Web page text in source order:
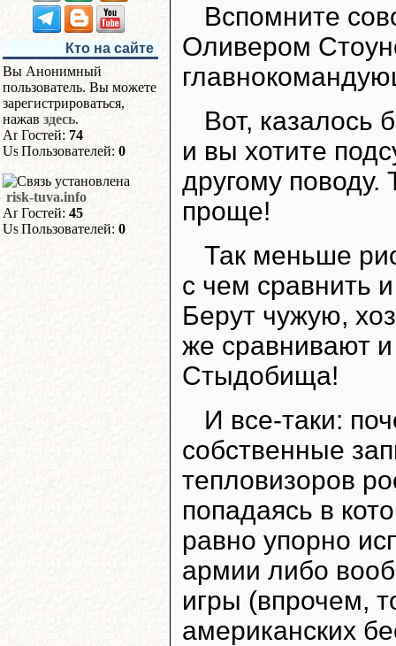
Кто на сайте
Вы Анонимный
пользователь. Вы можете
зарегистрироваться,
нажав здесь.
Гостей: 74
Пользователей: 0
risk-tuva.info
Гостей: 45
Пользователей: 0
Вспомните
Оливером
Вот, казалось
и вы хотите
другому поводу.
проще!
Так меньше
с чем сравнить
Берут чужую,
же сравнивают
Стыдобища!
И все-таки:
собственные
тепловизоров
попадаясь в
равно упорно
армии либо
игры (впрочем,
американских